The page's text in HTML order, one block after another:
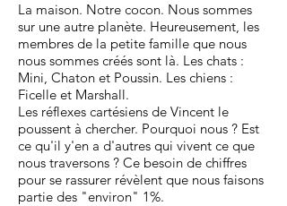
La maison. Notre cocon. Nous sommes
sur une autre planète. Heureusement, les
membres de la petite famille que nous
nous sommes créés sont là. Les chats :
Mini, Chaton et Poussin. Les chiens :
Ficelle et Marshall.
Les réflexes cartésiens de Vincent le
poussent à chercher. Pourquoi nous ? Est
ce qu'il y'en a d'autres qui vivent ce que
nous traversons ? Ce besoin de chiffres
pour se rassurer révèlent que nous faisons
partie des "environ" 1%.